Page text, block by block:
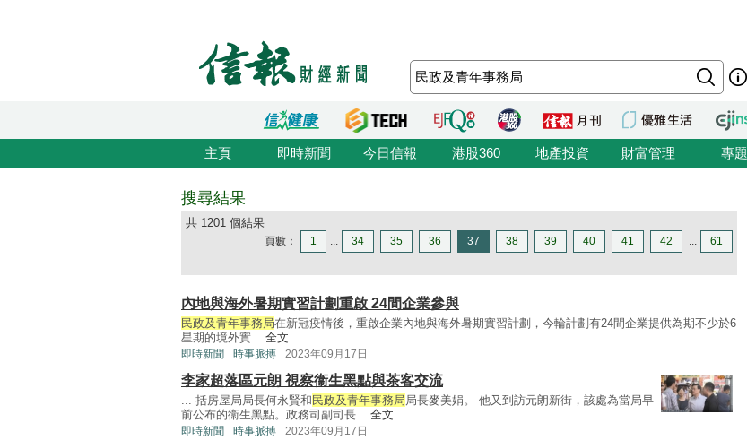
主頁 即時新聞 今日信報 港股360 地產投資 財富管理 專題
搜尋結果
共 1201 個結果
頁數： 1 ... 34 35 36 37 38 39 40 41 42 ... 61
內地與海外暑期實習計劃重啟 24間企業參與
民政及青年事務局在新冠疫情後，重啟企業內地與海外暑期實習計劃，今輪計劃有24間企業提供為期不少於6
星期的境外實 ...全文
即時新聞 時事脈搏 2023年09月17日
李家超落區元朗 視察衞生黑點與茶客交流
... 括房屋局局長何永賢和 民政及青年事務局局長麥美娟。 他又到訪元朗新街，該處為當局早
前公布的衞生黑點。政務司副司長 ...全文
即時新聞 時事脈搏 2023年09月17日